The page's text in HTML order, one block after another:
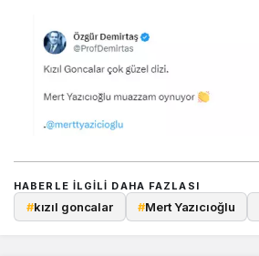
HABERLE ILGILI DAHA FAZLASI
#kızıl goncalar #Mert Yazıcıoğlu